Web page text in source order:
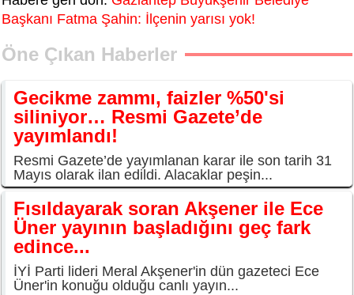
Başkanı Fatma Şahin: İlçenin yarısı yok!
Öne Çıkan Haberler
Gecikme zammı, faizler %50'si
siliniyor… Resmi Gazete’de
yayımlandı!
Resmi Gazete’de yayımlanan karar ile son tarih 31
Mayıs olarak ilan edildi. Alacaklar peşin...
Fısıldayarak soran Akşener ile Ece
Üner yayının başladığını geç fark
edince...
İYİ Parti lideri Meral Akşener'in dün gazeteci Ece
Üner'in konuğu olduğu canlı yayın...